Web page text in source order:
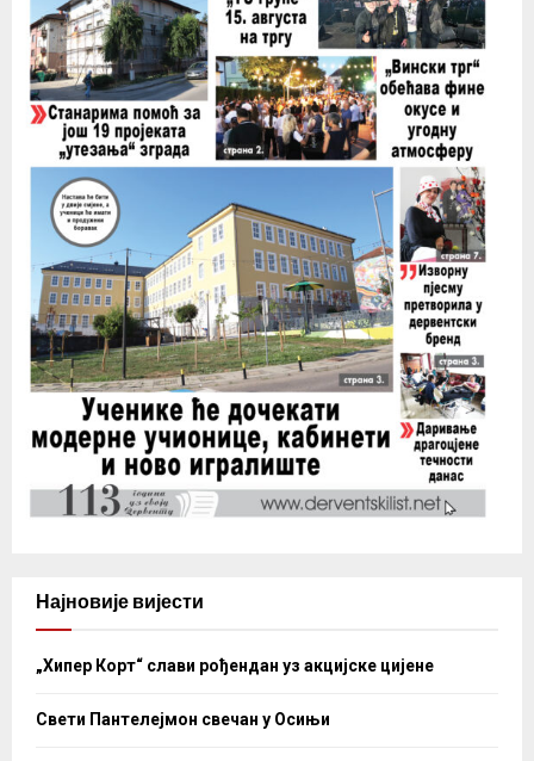
Најновије вијести
„Хипер Корт“ слави рођендан уз акцијске цијене
Свети Пантелејмон свечан у Осињи